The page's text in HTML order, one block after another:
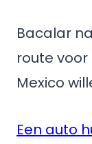
Bacalar
route
Mexico
Een auto